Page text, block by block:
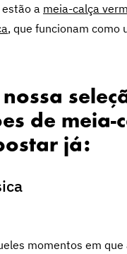
a meia-calça
, que funcionam como
de meia-
já:
momentos em